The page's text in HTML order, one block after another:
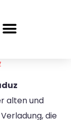
alten und
die